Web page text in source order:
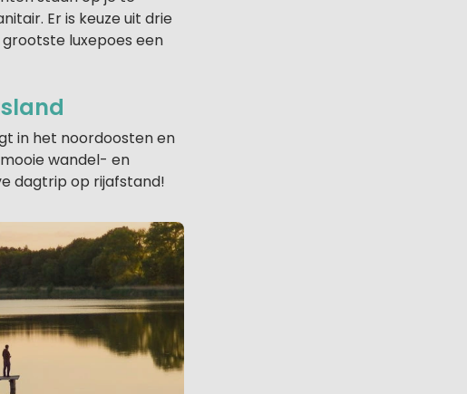
Er is keuze uit drie
luxepoes een
in het noordoosten en
wandel- en
dagtrip op rijafstand!